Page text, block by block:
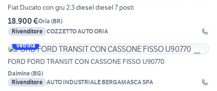
Fiat Ducato con gru 2.3 diesel diesel 7 posti
18.900 €Oria (BR)
Rivenditore COZZETTO AUTO ORIA
Vetrina
FORD FORD TRANSIT CON CASSONE FISSO U90770
Dalmine(BG)
Rivenditore AUTO INDUSTRIALE BERGAMASCA SPA